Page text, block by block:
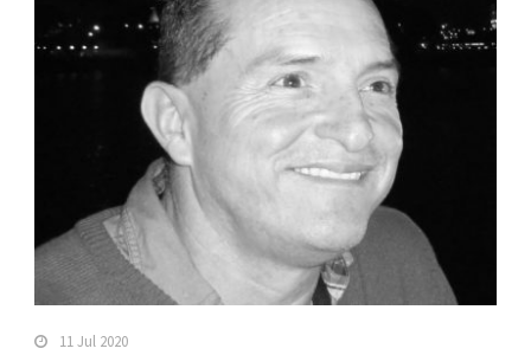
11 Jul 2020